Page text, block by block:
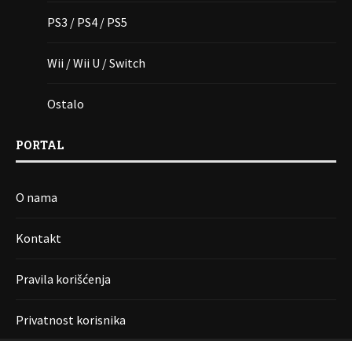
PS3 / PS4 / PS5
Wii / Wii U / Switch
Ostalo
PORTAL
O nama
Kontakt
Pravila korišćenja
Privatnost korisnika